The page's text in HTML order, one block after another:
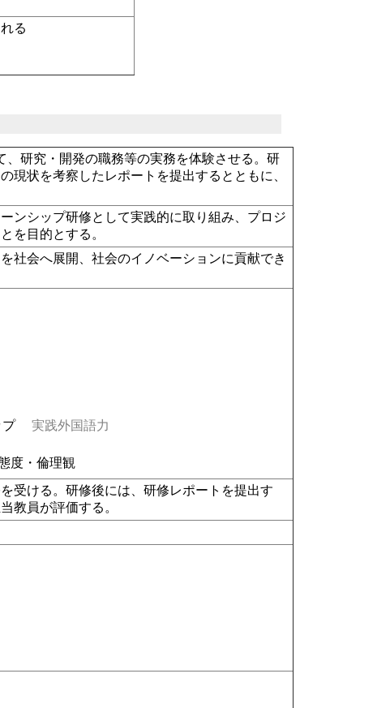
る
研究・開発の職務等の実務を体験させる。研
現状を考察したレポートを提出するとともに、
ンシップ研修として実践的に取り組み、プロジ
を目的とする。
社会へ展開、社会のイノベーションに貢献でき
プ
実践外国語力
度・倫理観
受ける。研修後には、研修レポートを提出す
教員が評価する。